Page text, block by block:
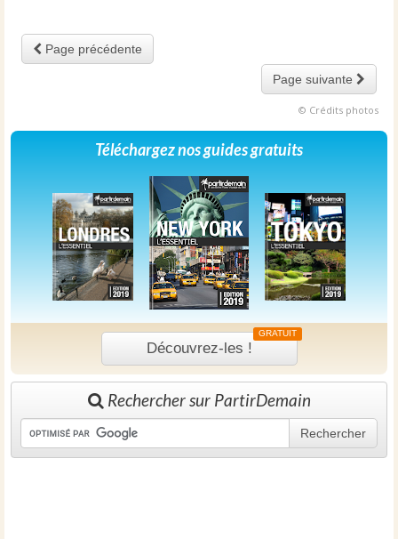
Page précédente
Page suivante
© Crédits photos
Téléchargez nos guides gratuits
Découvrez-les !
GRATUIT
Rechercher sur PartirDemain
Rechercher